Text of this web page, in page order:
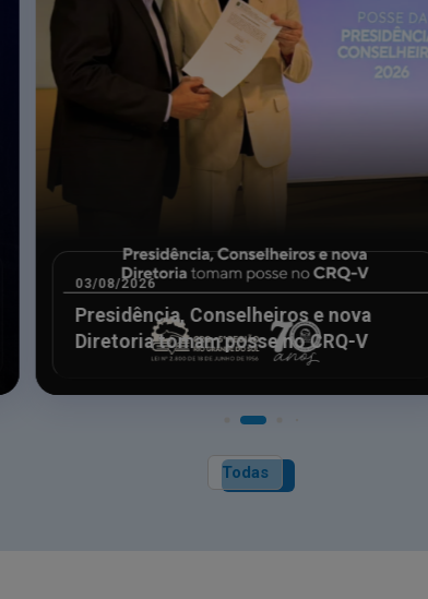
03/08/2026
Presidência, Conselheiros e nova
Diretoria tomam posse no CRQ-V
Todas